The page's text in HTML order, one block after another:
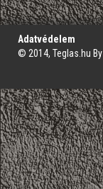
';
Adatvédelem
© 2014, Teglas.hu By